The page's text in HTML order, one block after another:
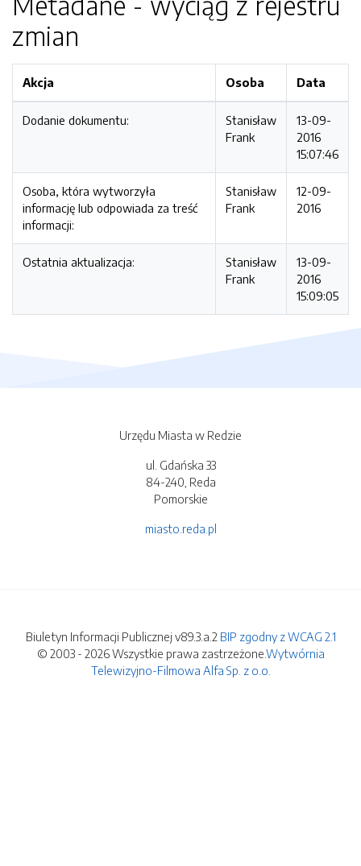
zmian
Akcja Osoba Data
Dodanie dokumentu:
Stanisław
Frank
13-09-
2016
15:07:46
Osoba, która wytworzyła
informację lub odpowiada za treść
informacji:
Stanisław
Frank
12-09-
2016
Ostatnia aktualizacja:
Stanisław
Frank
13-09-
2016
15:09:05
Urzędu Miasta w Redzie
ul. Gdańska 33
84-240, Reda
Pomorskie
miasto.reda.pl
Biuletyn Informacji Publicznej v89.3.a.2 BIP zgodny z WCAG 2.1
© 2003 - 2026 Wszystkie prawa zastrzeżone.Wytwórnia
Telewizyjno-Filmowa Alfa Sp. z o.o.